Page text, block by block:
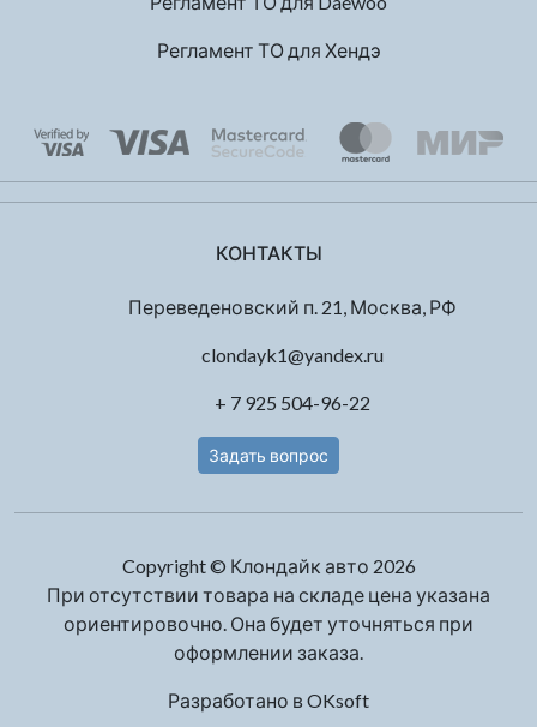
Регламент ТО для Хендэ
КОНТАКТЫ
Переведеновский п. 21, Москва, РФ
clondayk1@yandex.ru
+ 7 925 504-96-22
Задать вопрос
Copyright © Клондайк авто 2026
При отсутствии товара на складе цена указана
ориентировочно. Она будет уточняться при
оформлении заказа.
Разработано в OKsoft